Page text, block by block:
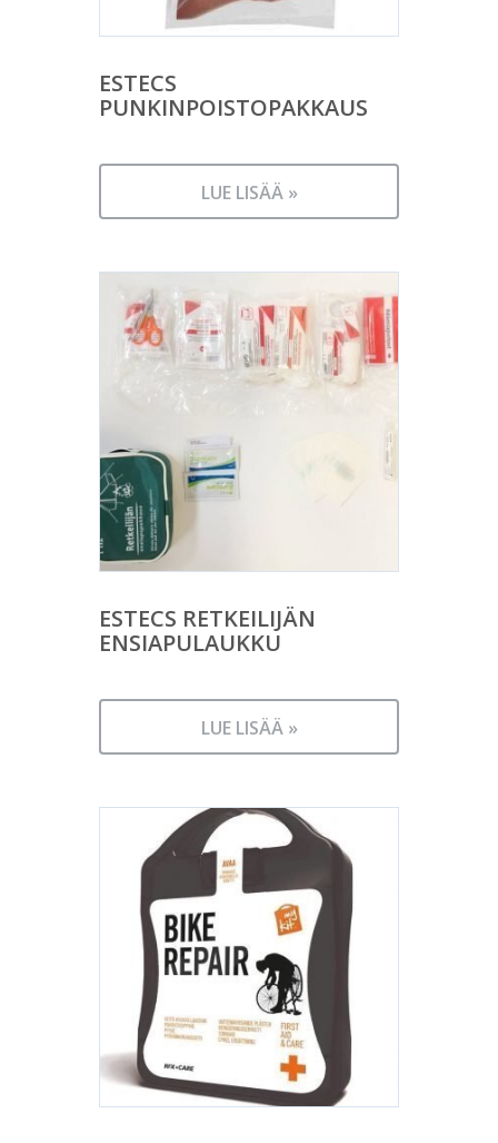
ESTECS
PUNKINPOISTOPAKKAUS
LUE LISÄÄ »
ESTECS RETKEILIJÄN
ENSIAPULAUKKU
LUE LISÄÄ »